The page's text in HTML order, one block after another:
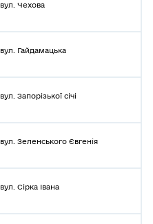
вул. Чехова
вул. Гайдамацька
вул. Запорізької січі
вул. Зеленського Євгенія
вул. Сірка Івана